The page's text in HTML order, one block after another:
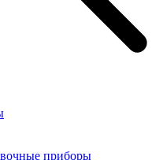
приборы